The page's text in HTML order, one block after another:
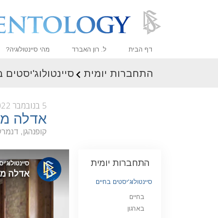
דף הבית ל. רון האברד מהי סיינטולוגיה?
אמונות ועיסוק
מה סיינטולוגים
העקרונות הבסיסיים
מבוא לדיאנטיקה
אהבה ושנאה –
מהי גדוּלה?
התחברות יומית סיינטולוג'יסטים
5 בנובמבר 2022
אדלה
קופנהגן,
התחברות יומית
סיינטולוג'יסטים בחיים
בחיים
בארגון